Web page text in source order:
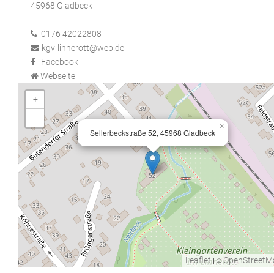
45968 Gladbeck
0176 42022808
kgv-linnerott@web.de
Facebook
Webseite
Sellerbeckstraße 52, 45968 Gladbeck
×
+
−
Leaflet| ©